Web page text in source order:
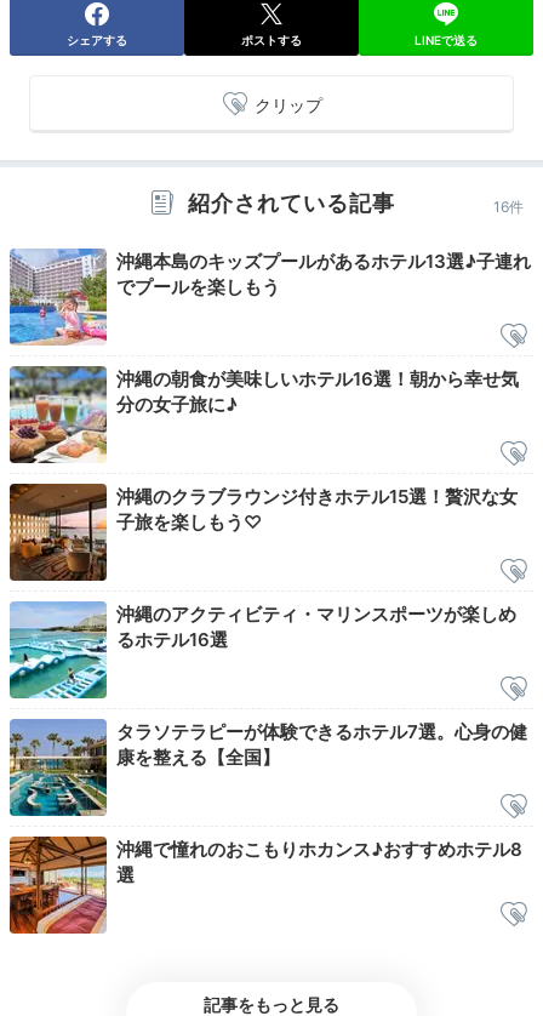
早起きして近くの「万座ビーチ」を散策しましょう。ホ
テルから徒歩5分ほど。朝は比較的涼しくて歩きやす
く、気持ちいいですよ。爽やかな空気をいっぱい吸い込
めば、朝ごはんも美味しく感じられそう！
merumisea
朝は敷地内を散策しました。ビーチまで行く通路も岩場
があって美しい景色が広がっていました。足だけ海に入
り、誰もいない海を満喫しました。
Breakfast
08:00
景色のいいテラスで
美味しい朝食を
シェアする ポストする LINEで送る
クリップ
紹介されている記事 16件
沖縄本島のキッズプールがあるホテル13選♪子連れ
でプールを楽しもう
沖縄の朝食が美味しいホテル16選！朝から幸せ気
分の女子旅に♪
沖縄のクラブラウンジ付きホテル15選！贅沢な女
子旅を楽しもう♡
沖縄のアクティビティ・マリンスポーツが楽しめ
るホテル16選
タラソテラピーが体験できるホテル7選。心身の健
康を整える【全国】
沖縄で憧れのおこもりホカンス♪おすすめホテル8
選
記事をもっと見る